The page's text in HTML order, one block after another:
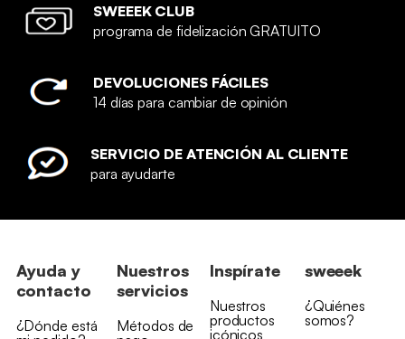
SWEEEK CLUB
programa de fidelización GRATUITO
DEVOLUCIONES FÁCILES
14 días para cambiar de opinión
SERVICIO DE ATENCIÓN AL CLIENTE
para ayudarte
Ayuda y
contacto
¿Dónde está
Nuestros
servicios
Métodos de
Inspírate
Nuestros
productos
icónicos
sweeek
¿Quiénes
somos?